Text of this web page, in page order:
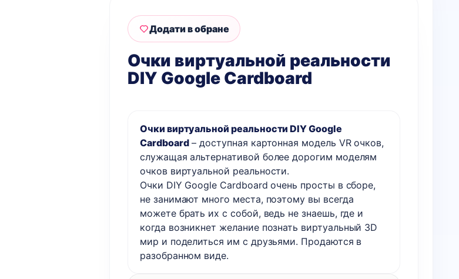
Очки виртуальной реальности
DIY Google Cardboard
Очки виртуальной реальности DIY Google
Cardboard– доступная картонная модель VR очков,
служащая альтернативой более дорогим моделям
очков виртуальной реальности.
Очки DIY Google Cardboard очень просты в сборе,
не занимают много места, поэтому вы всегда
можете брать их с собой, ведь не знаешь, где и
когда возникнет желание познать виртуальный 3D
мир и поделиться им с друзьями. Продаются в
разобранном виде.
Додати в обране